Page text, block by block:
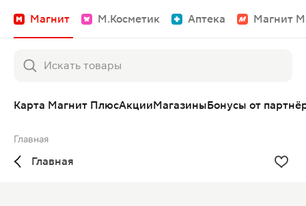
Магнит М.Косметик Аптека Магнит
Карта Магнит ПлюсАкцииМагазиныБонусы от
Главная
Главная